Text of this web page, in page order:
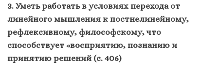
3. Уметь работать в условиях перехода от
линейного мышления к постнелинейному,
рефлексивному, философскому, что
способствует «восприятию, познанию и
принятию решений (с. 406)